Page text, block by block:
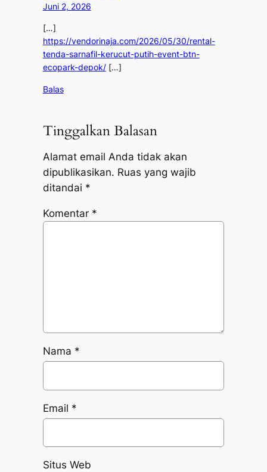
Juni 2, 2026
[…]
https://vendorinaja.com/2026/05/30/rental-
tenda-sarnafil-kerucut-putih-event-btn-
ecopark-depok/[…]
Balas
Tinggalkan Balasan
Alamat email Anda tidak akan
dipublikasikan. Ruas yang wajib
ditandai *
Komentar *
Nama *
Email *
Situs Web